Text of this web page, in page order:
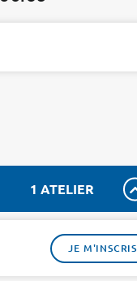
1 ATELIER
JE M'INSCRIS